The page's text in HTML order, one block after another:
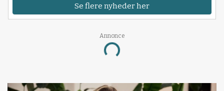
Se flere nyheder her
Annonce
Loading...